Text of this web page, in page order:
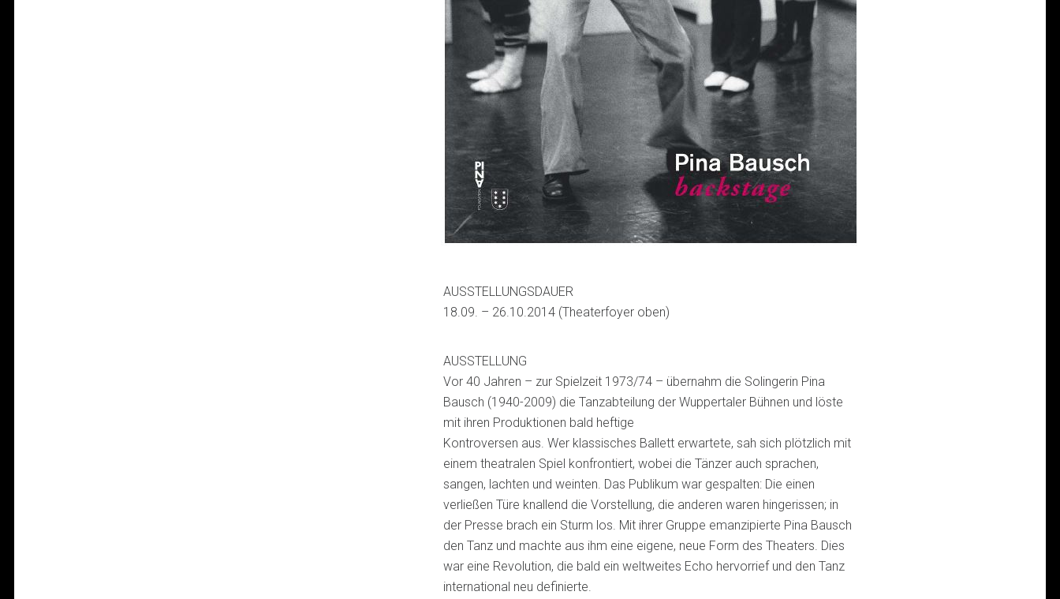
AUSSTELLUNGSDAUER
18.09. – 26.10.2014 (Theaterfoyer oben)
AUSSTELLUNG
Vor 40 Jahren – zur Spielzeit 1973/74 – übernahm die Solingerin Pina
Bausch (1940-2009) die Tanzabteilung der Wuppertaler Bühnen und löste
mit ihren Produktionen bald heftige
Kontroversen aus. Wer klassisches Ballett erwartete, sah sich plötzlich mit
einem theatralen Spiel konfrontiert, wobei die Tänzer auch sprachen,
sangen, lachten und weinten. Das Publikum war gespalten: Die einen
verließen Türe knallend die Vorstellung, die anderen waren hingerissen; in
der Presse brach ein Sturm los. Mit ihrer Gruppe emanzipierte Pina Bausch
den Tanz und machte aus ihm eine eigene, neue Form des Theaters. Dies
war eine Revolution, die bald ein weltweites Echo hervorrief und den Tanz
international neu definierte.